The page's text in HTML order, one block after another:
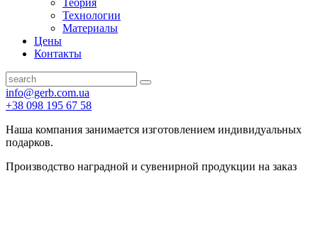
Технологии
Материалы
Цены
Контакты
info@gerb.com.ua
+38 098 195 67 58
Наша компания занимается изготовлением индивидуальных
подарков.
Производство наградной и сувенирной продукции на заказ